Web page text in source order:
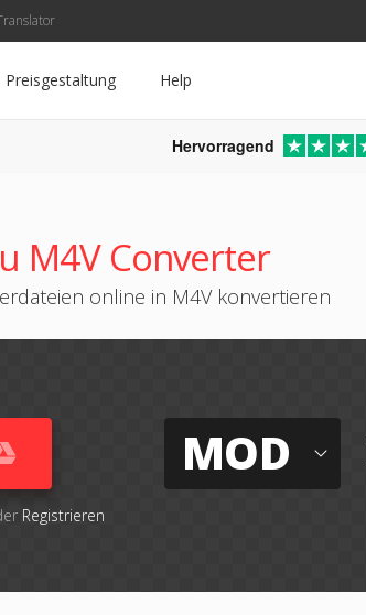
Preisgestaltung Help
Hervorragend
M4V Converter
online in M4V konvertieren
Registrieren
MOD